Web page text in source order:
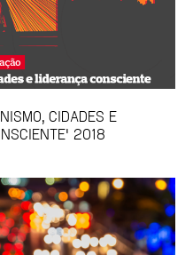
CIDADES E
2018